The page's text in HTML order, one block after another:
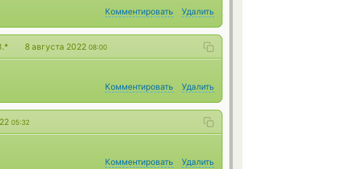
Комментировать Удалить
8 августа 2022 08:00
Комментировать Удалить
05:32
Комментировать Удалить